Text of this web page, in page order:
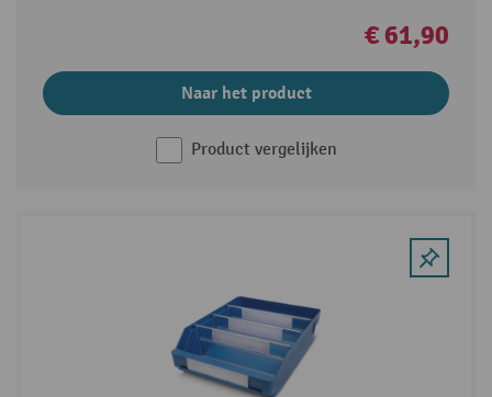
€ 61,90
Naar het product
Product vergelijken